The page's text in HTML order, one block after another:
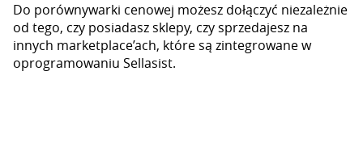
Do porównywarki cenowej możesz dołączyć niezależnie
od tego, czy posiadasz sklepy, czy sprzedajesz na
innych marketplace’ach, które są zintegrowane w
oprogramowaniu Sellasist.